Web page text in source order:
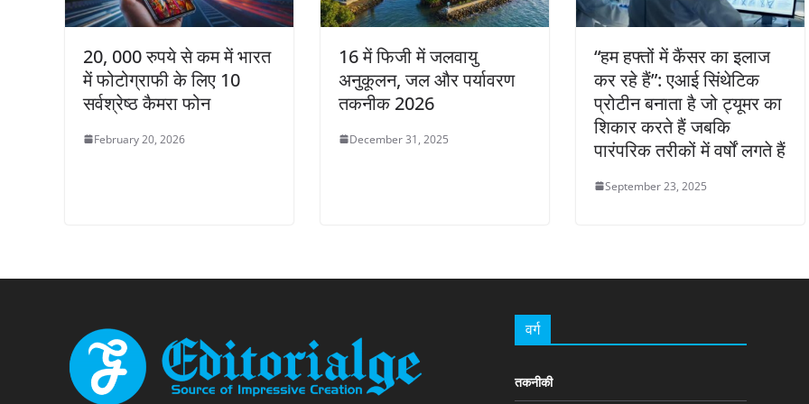
20, 000 रुपये से कम में भारत
में फोटोग्राफी के लिए 10
सर्वश्रेष्ठ कैमरा फोन
February 20, 2026
16 में फिजी में जलवायु
अनुकूलन, जल और पर्यावरण
तकनीक 2026
December 31, 2025
“हम हफ्तों में कैंसर का इलाज
कर रहे हैं”: एआई सिंथेटिक
प्रोटीन बनाता है जो ट्यूमर का
शिकार करते हैं जबकि
पारंपरिक तरीकों में वर्षों लगते हैं
September 23, 2025
वर्ग
तकनीकी